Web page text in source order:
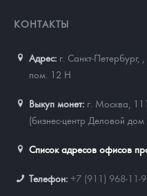
КОНТАКТЫ
Адрес: г. Санкт-Петербург,
пом. 12 Н
Выкуп монет: г. Москва,
(бизнес-центр Деловой
Список адресов офисов
Телефон: +7 (911) 968-11-